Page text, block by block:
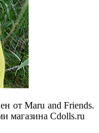
от Maru and Friends.
магазина Cdolls.ru